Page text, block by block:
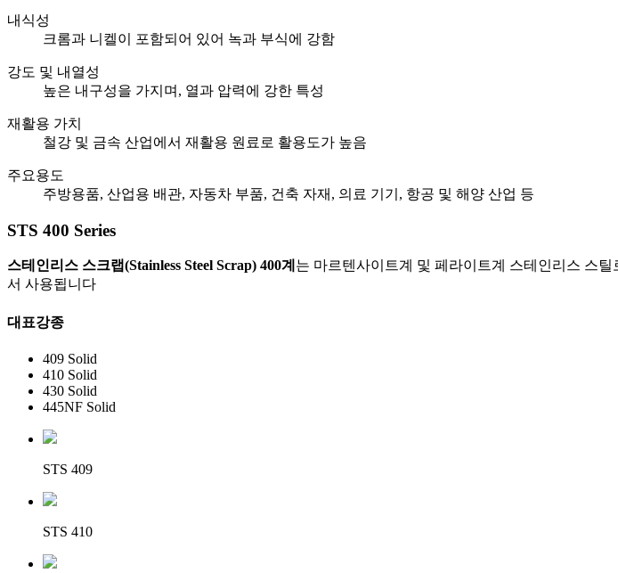
내식성
크롬과 니켈이 포함되어 있어 녹과 부식에 강함
강도 및 내열성
높은 내구성을 가지며, 열과 압력에 강한 특성
재활용 가치
철강 및 금속 산업에서 재활용 원료로 활용도가 높음
주요용도
주방용품, 산업용 배관, 자동차 부품, 건축 자재, 의료 기기, 항공 및 해양 산업 등
STS 400 Series
스테인리스 스크랩(Stainless Steel Scrap) 400계 는 마르텐사이트계 및 페라이트계 스테인리스 스
서 사용됩니다
대표강종
409 Solid
410 Solid
430 Solid
445NF Solid
STS 409
STS 410